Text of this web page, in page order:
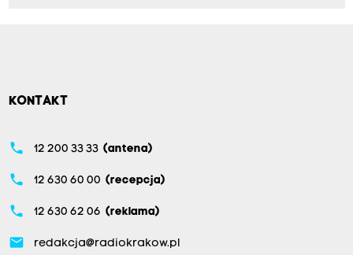
KONTAKT
phone 12 200 33 33 (antena)
phone 12 630 60 00 (recepcja)
phone 12 630 62 06 (reklama)
email redakcja@radiokrakow.pl